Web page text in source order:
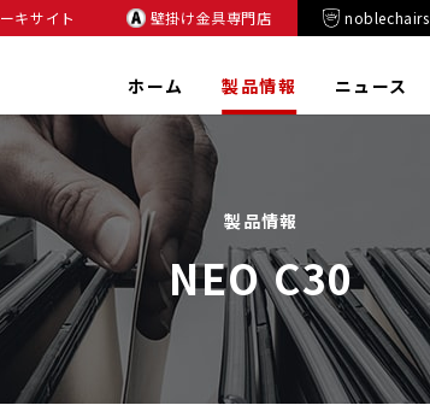
キサイト 壁掛け金具専門店 noblechairs
ホーム 製品情報 ニュース
製品情報
NEO C30